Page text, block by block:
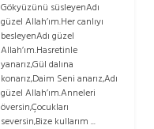
Gökyüzünü süsleyenAdı
güzel Allah’ım.Her canlıyı
besleyenAdı güzel
Allah’ım.Hasretinle
yanarız,Gül dalına
konarız,Daim Seni anarız,Adı
güzel Allah’ım.Anneleri
översin,Çocukları
seversin,Bize kullarım ...